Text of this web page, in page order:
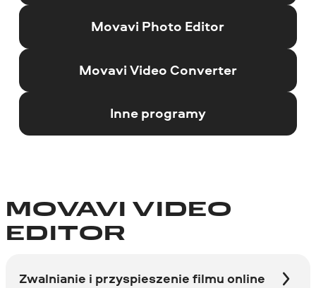
Movavi Photo Editor
Movavi Video Converter
Inne programy
MOVAVI VIDEO
EDITOR
Zwalnianie i przyspieszenie filmu online